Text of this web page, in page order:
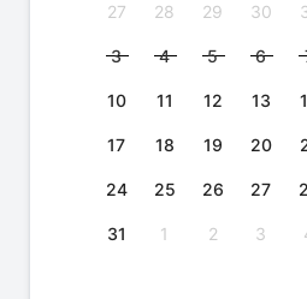
27 28 29 30
3 4 5 6
10 11 12 13
17 18 19 20
24 25 26 27
31 1 2 3